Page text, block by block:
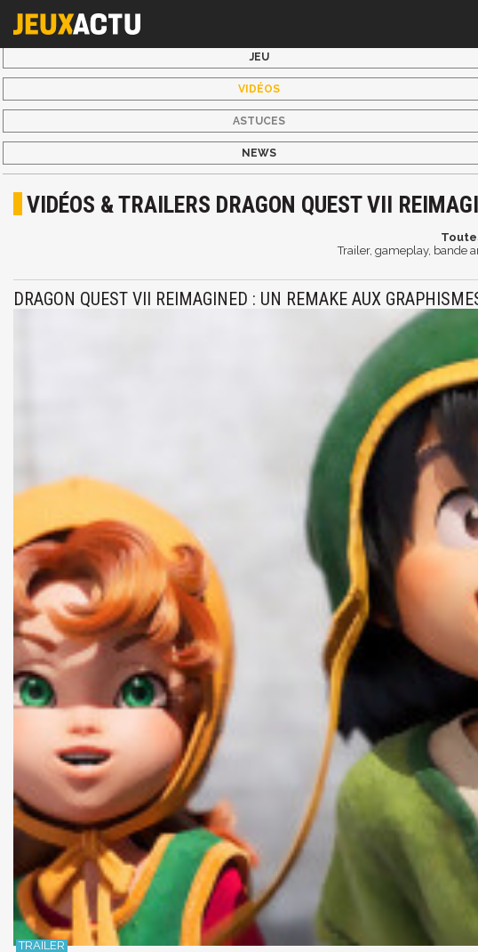
JEU
VIDÉOS
ASTUCES
NEWS
VIDÉOS & TRAILERS DRAGON QUEST VII
Trailer, gameplay, bande
DRAGON QUEST VII REIMAGINED : UN REMAKE AUX